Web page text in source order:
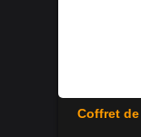
Coffret